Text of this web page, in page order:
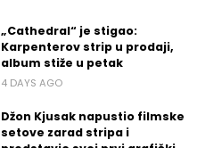
„Cathedral“ je stigao:
Karpenterov strip u prodaji,
album stiže u petak
4 DAYS AGO
Džon Kjusak napustio filmske
setove zarad stripa i